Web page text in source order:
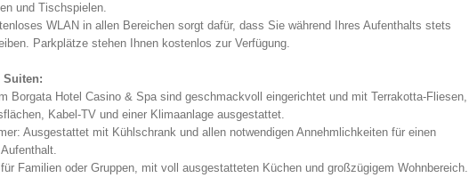
und Tischspielen.
WLAN in allen Bereichen sorgt dafür, dass Sie während Ihres Aufenthalts stets
Parkplätze stehen Ihnen kostenlos zur Verfügung.
Suiten:
Borgata Hotel Casino & Spa sind geschmackvoll eingerichtet und mit Terrakotta-Fliesen,
Kabel-TV und einer Klimaanlage ausgestattet.
Ausgestattet mit Kühlschrank und allen notwendigen Annehmlichkeiten für einen
Familien oder Gruppen, mit voll ausgestatteten Küchen und großzügigem Wohnbereich.